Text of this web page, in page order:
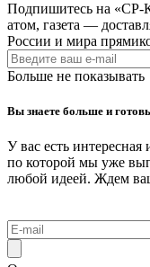
Подпишитесь на «СР-
атом, газета —
России и мира
Больше не показывать
Вы знаете больше и
У вас есть
по которой мы уже
любой идеей. Ждем